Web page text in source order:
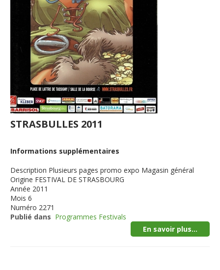
STRASBULLES 2011
Informations supplémentaires
Description Plusieurs pages promo expo Magasin général
Origine FESTIVAL DE STRASBOURG
Année 2011
Mois 6
Numéro 2271
Publié dans Programmes Festivals
En savoir plus...